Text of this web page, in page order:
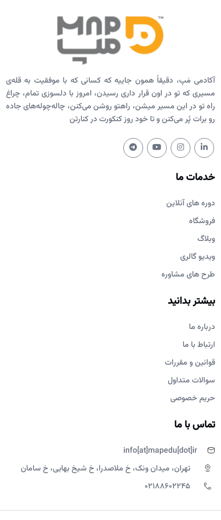
آکادمی مَپ، دقیقاً همون جاییه که کسانی که با موفقیت به قله‌ی
مسیری که تو در اون قرار داری رسیدن، امروز با دلسوزی تمام، چراغ
راه تو در این مسیر میشن، راهتو روشن می‌کنن، چاله‌چوله‌های جاده
رو برات پُر می‌کنن و تا خود روز کنکورت در کنارتن
خدمات ما
دوره های آنلاین
فروشگاه
وبلاگ
ویدیو گالری
طرح های مشاوره
بیشتر بدانید
درباره ما
ارتباط با ما
قوانین و مقررات
سوالات متداول
حریم خصوصی
تماس با ما
info[at]mapedu[dot]ir
تهران، میدان ونک، خ ملاصدرا، خ شیخ بهایی، خ سامان
02188602245